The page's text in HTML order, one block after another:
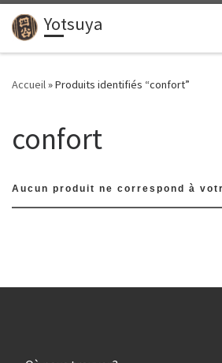
Passer au contenu
Yotsuya
Accueil»Produits identifiés “confort”
confort
Aucun produit ne correspond à